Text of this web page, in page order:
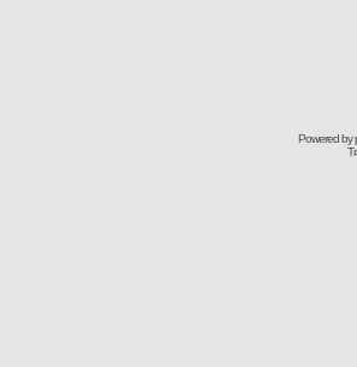
Powered by